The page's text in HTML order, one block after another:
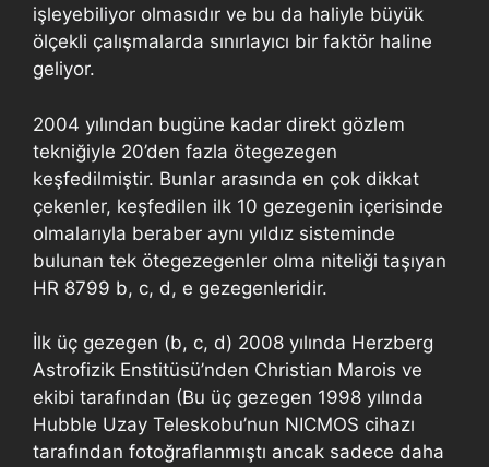
işleyebiliyor olmasıdır ve bu da haliyle büyük
ölçekli çalışmalarda sınırlayıcı bir faktör haline
geliyor.
2004 yılından bugüne kadar direkt gözlem
tekniğiyle 20’den fazla ötegezegen
keşfedilmiştir. Bunlar arasında en çok dikkat
çekenler, keşfedilen ilk 10 gezegenin içerisinde
olmalarıyla beraber aynı yıldız sisteminde
bulunan tek ötegezegenler olma niteliği taşıyan
HR 8799 b, c, d, e gezegenleridir.
İlk üç gezegen (b, c, d) 2008 yılında Herzberg
Astrofizik Enstitüsü’nden Christian Marois ve
ekibi tarafından (Bu üç gezegen 1998 yılında
Hubble Uzay Teleskobu’nun NICMOS cihazı
tarafından fotoğraflanmıştı ancak sadece daha